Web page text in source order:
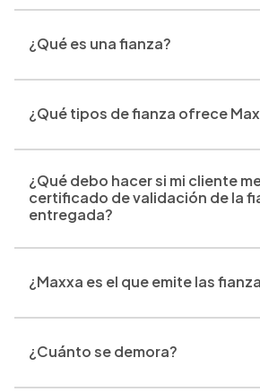
¿Qué es una fianza?
¿Qué tipos de fianza ofrece
¿Qué debo hacer si mi cliente
certificado de validación de la
entregada?
¿Maxxa es el que emite las
¿Cuánto se demora?